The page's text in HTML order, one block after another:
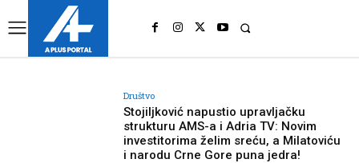
Društvo
Stojiljković napustio upravljačku
strukturu AMS-a i Adria TV: Novim
investitorima želim sreću, a Milatoviću
i narodu Crne Gore puna jedra!